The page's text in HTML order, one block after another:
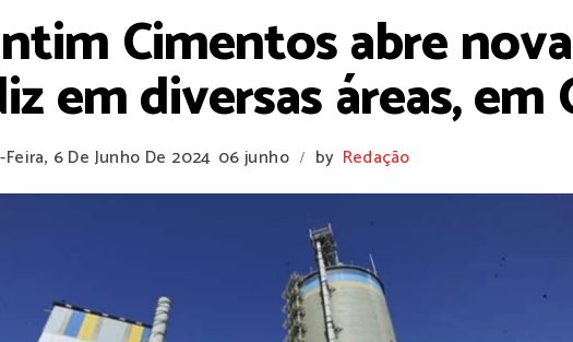
Cimentos abre
em diversas áreas,
6 De Junho De 2024 06 junho / by Redação